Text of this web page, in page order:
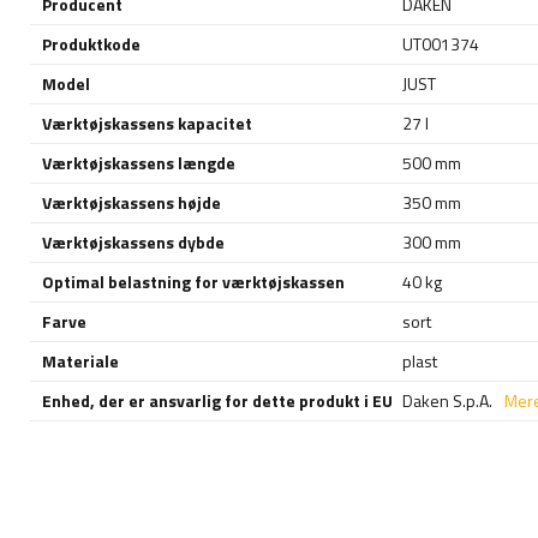
Produktkode
UT001374
Model
JUST
Værktøjskassens kapacitet
27 l
Værktøjskassens længde
500 mm
Værktøjskassens højde
350 mm
Værktøjskassens dybde
300 mm
Optimal belastning for værktøjskassen
40 kg
Farve
sort
Materiale
plast
Enhed, der er ansvarlig for dette produkt i EU Daken S.p.A.